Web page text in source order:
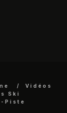
Vidéos
Ski
Piste